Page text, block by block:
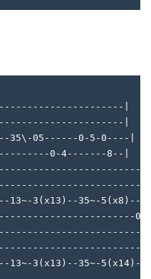
|
|
35\-05------0-5-0----|
0-4-------8--|
13~-3(x13)--35~-
0-
3(x13)--35~-